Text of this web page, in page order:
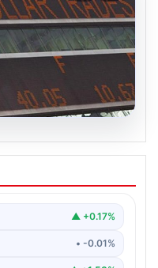
açıklanacak?
belli oldu
▲ +0.17%
• -0.01%